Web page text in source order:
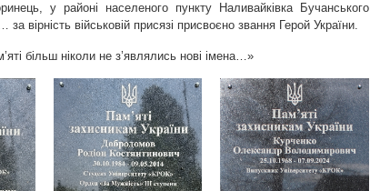
у районі населеного пункту Наливайківка Бучанського
вірність військовій присязі присвоєно звання Герой України.
більш ніколи не з’являлись нові імена…»